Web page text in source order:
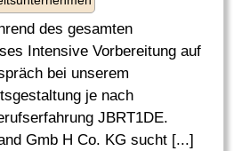
des gesamten
Intensive Vorbereitung auf
bei unserem
je nach
JBRT1DE.
Gmb H Co. KG sucht [...]